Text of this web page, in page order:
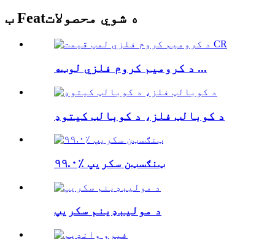
ب Featه شوي محصولات
د کرومیم کروم فلزي لوټه ...
د کوبالټ فلز، د کوبالټ کیتوډ
۹۹.۰٪ ټنګسټن سکریپ
د مولیبډینم سکریپ